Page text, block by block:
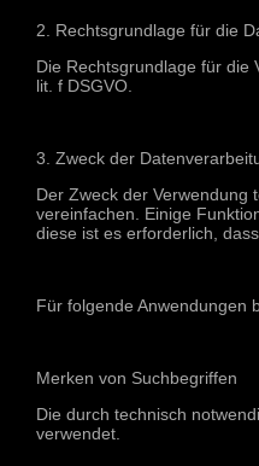
2. Rechtsgrundlage für die
Die Rechtsgrundlage für die
lit. f DSGVO.
3. Zweck der
Der Zweck der Verwendung
vereinfachen. Einige
diese ist es erforderlich,
Für folgende Anwendungen
Merken von Suchbegriffen
Die durch technisch
verwendet.